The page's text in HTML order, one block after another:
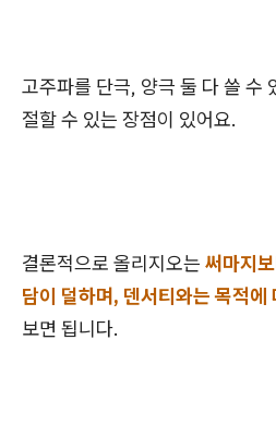
고주파를 단극, 양극 둘 다 쓸 수
절할 수 있는 장점이 있어요.
결론적으로 올리지오는 써마지
담이 덜하며, 덴서티와는 목적에
보면 됩니다.